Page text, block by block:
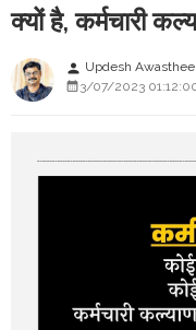
क्यों है, कर्मचारी
person Updesh Awasthee
3/07/2023